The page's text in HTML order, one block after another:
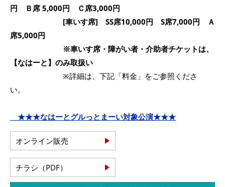
円 Ｂ席 5,000円 Ｃ席3,000円
[車いす席] SS席10,000円 S席7,000円 Ａ
席5,000円
※車いす席・障がい者・介助者チケットは、
【なはーと】のみ取扱い
※詳細は、下記「料金」をご参照くださ
い。
★★★なはーとグルっとまーい対象公演★★★
オンライン販売
チラシ（PDF）